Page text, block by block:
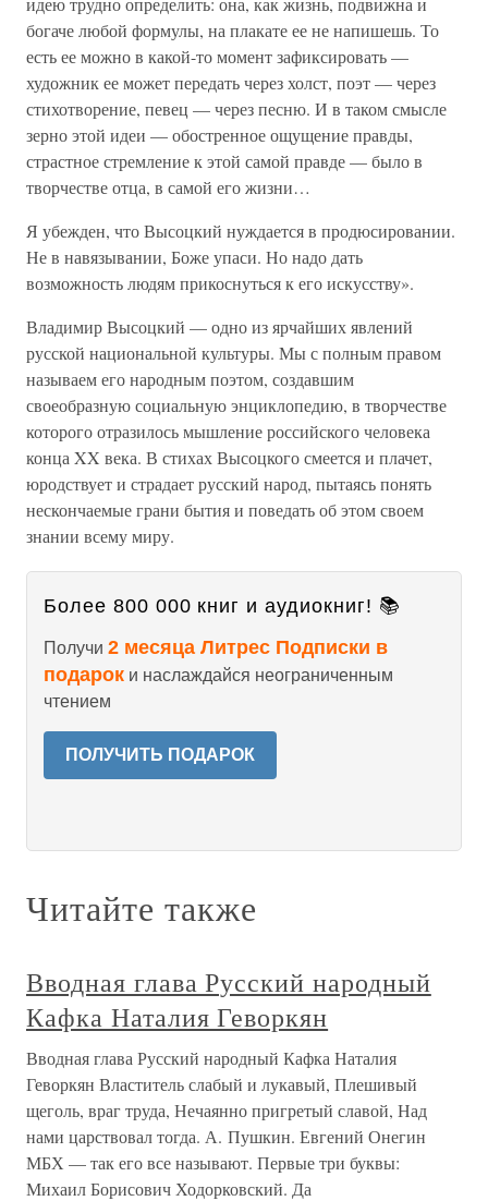
богаче любой формулы, на плакате ее не напишешь. То
есть ее можно в какой-то момент зафиксировать —
художник ее может передать через холст, поэт — через
стихотворение, певец — через песню. И в таком смысле
зерно этой идеи — обостренное ощущение правды,
страстное стремление к этой самой правде — было в
творчестве отца, в самой его жизни…
Я убежден, что Высоцкий нуждается в продюсировании.
Не в навязывании, Боже упаси. Но надо дать
возможность людям прикоснуться к его искусству».
Владимир Высоцкий — одно из ярчайших явлений
русской национальной культуры. Мы с полным правом
называем его народным поэтом, создавшим
своеобразную социальную энциклопедию, в творчестве
которого отразилось мышление российского человека
конца XX века. В стихах Высоцкого смеется и плачет,
юродствует и страдает русский народ, пытаясь понять
нескончаемые грани бытия и поведать об этом своем
знании всему миру.
Более 800 000 книг и аудиокниг! 📚
Получи 2 месяца Литрес Подписки в
подарок и наслаждайся неограниченным
чтением
ПОЛУЧИТЬ ПОДАРОК
Читайте также
Вводная глава Русский народный
Кафка Наталия Геворкян
Вводная глава Русский народный Кафка Наталия
Геворкян Властитель слабый и лукавый, Плешивый
щеголь, враг труда, Нечаянно пригретый славой, Над
нами царствовал тогда. А. Пушкин. Евгений Онегин
МБХ — так его все называют. Первые три буквы:
Михаил Борисович Ходорковский. Да